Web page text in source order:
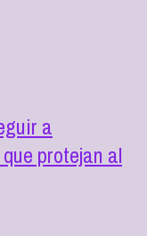
a
protejan al